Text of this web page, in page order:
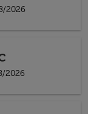
2026
2026